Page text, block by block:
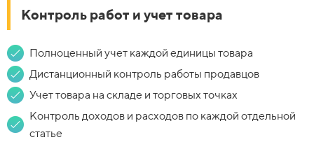
Контроль работ и учет товара
Полноценный учет каждой единицы товара
Дистанционный контроль работы продавцов
Учет товара на складе и торговых точках
Контроль доходов и расходов по каждой отдельной
статье